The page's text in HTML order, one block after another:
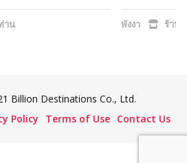
าน พังงา ร้าน
Billion Destinations Co., Ltd.
Policy Terms of Use Contact Us